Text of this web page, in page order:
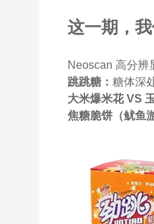
这一期，
Neoscan 高分辨
跳跳糖：糖体深
大米爆米花 VS
焦糖脆饼（鱿鱼